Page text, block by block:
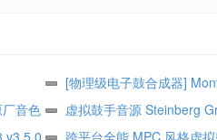
[物理级电子鼓合成器]
音色
虚拟鼓手音源 Steinberg
v3.5.0
跨平台全能 MPC 风格虚